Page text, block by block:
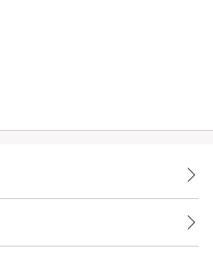
koymayın.